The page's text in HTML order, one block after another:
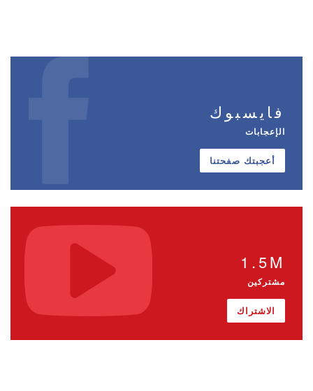
فايسبوك
الإعجابات
أعجبتك صفحتنا
1.5M
مشتركين
الاشتراك